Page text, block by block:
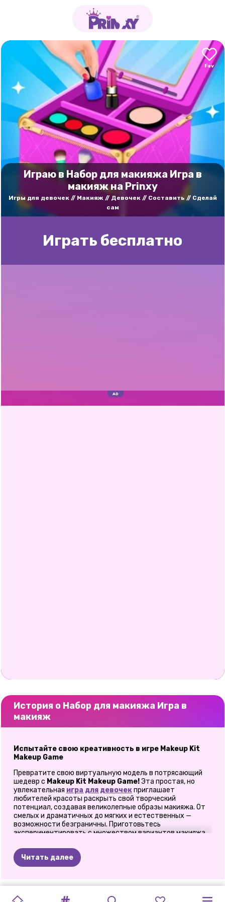
Играю в Набор для макияжа Игра в
макияж на Prinxy
Игры для девочек Макияж Девочек Составить
Сделай
сам
Играть бесплатно
История о Набор для макияжа Игра в
макияж
Испытайте свою креативность в игре Makeup Kit
Makeup Game
Превратите свою виртуальную модель в потрясающий
шедевр с Makeup Kit Makeup Game!Эта простая, но
увлекательная игра для девочекприглашает
любителей красоты раскрыть свой творческий
потенциал, создавая великолепные образы макияжа. От
смелых и драматичных до мягких и естественных —
возможности безграничны. Приготовьтесь
экспериментировать с множеством вариантов макияжа,
видение красоты.
Погрузитесь в мир виртуального гламура
гламурный мир косметики. ВMakeup Kit Makeup Game
Читать далее
ТЕНДЕНЦИИ
МАКИЯЖ ПРОЦЕДУРА
УЧЕБНИКИ ДОМАШНИЙ